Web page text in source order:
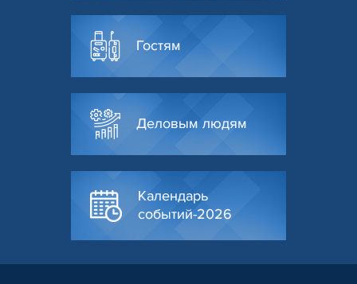
Гостям
Деловым людям
Календарь
событий-2026